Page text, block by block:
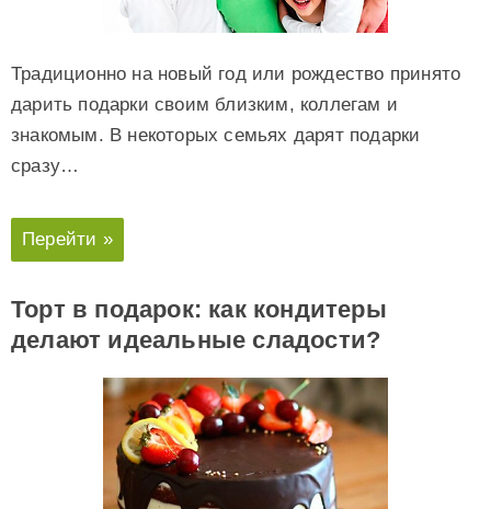
Традиционно на новый год или рождество принято
дарить подарки своим близким, коллегам и
знакомым. В некоторых семьях дарят подарки
сразу…
Перейти »
Торт в подарок: как кондитеры
делают идеальные сладости?